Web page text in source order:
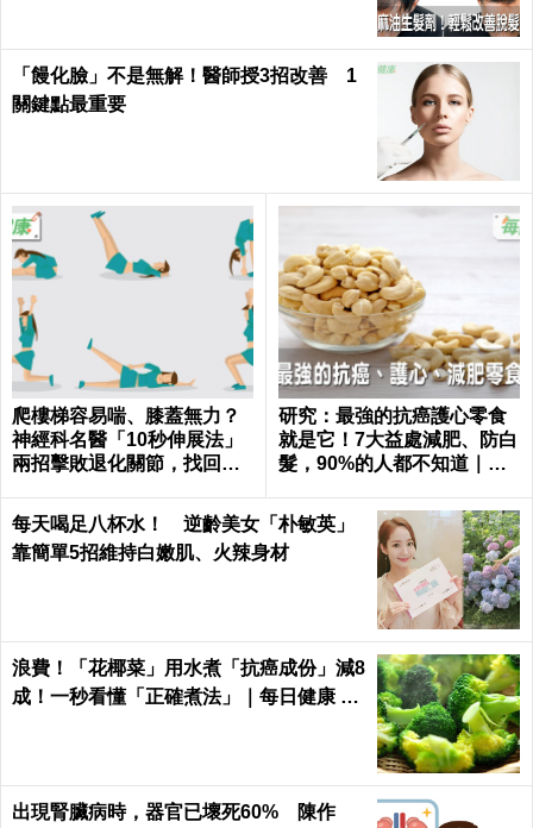
「饅化臉」不是無解！醫師授3招改善 1
關鍵點最重要
爬樓梯容易喘、膝蓋無力？
神經科名醫「10秒伸展法」
兩招擊敗退化關節，找回年
alth
研究：最強的抗癌護心零食
就是它！7大益處減肥、防白
髮，90%的人都不知道｜每
每天喝足八杯水！ 逆齡美女「朴敏英」
靠簡單5招維持白嫩肌、火辣身材
浪費！「花椰菜」用水煮「抗癌成份」減8
成！一秒看懂「正確煮法」｜每日健康 He
出現腎臟病時，器官已壞死60% 陳作